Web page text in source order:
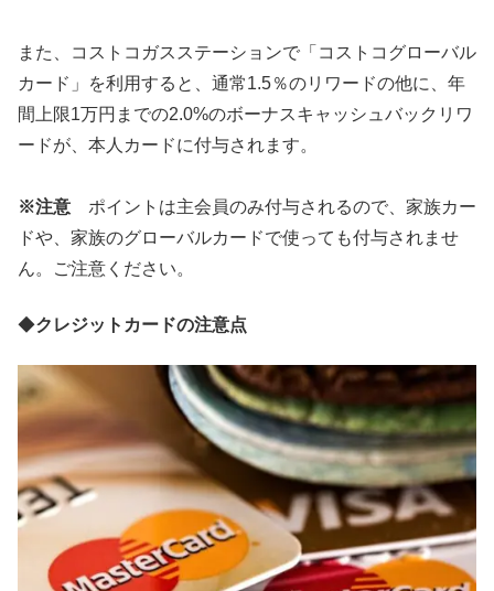
また、コストコガスステーションで「コストコグローバル
カード」を利用すると、通常1.5％のリワードの他に、年
間上限1万円までの2.0%のボーナスキャッシュバックリワ
ードが、本人カードに付与されます。
※注意 ポイントは主会員のみ付与されるので、家族カー
ドや、家族のグローバルカードで使っても付与されませ
ん。ご注意ください。
◆クレジットカードの注意点